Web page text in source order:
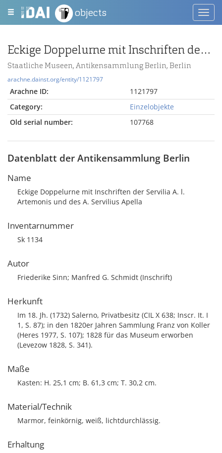
objects
Eckige Doppelurne mit Inschriften der Servilia A. l. Artemonis und des A. Servilius Apella
Staatliche Museen, Antikensammlung Berlin, Berlin
arachne.dainst.org/entity/1121797
Arachne ID:
1121797
Category:
Einzelobjekte
Old serial number:
107768
Datenblatt der Antikensammlung Berlin
Name
Eckige Doppelurne mit Inschriften der Servilia A. l.
Artemonis und des A. Servilius Apella
Inventarnummer
Sk 1134
Autor
Friederike Sinn; Manfred G. Schmidt (Inschrift)
Herkunft
Im 18. Jh. (1732) Salerno, Privatbesitz (CIL X 638; Inscr. It. I
1, S. 87); in den 1820er Jahren Sammlung Franz von Koller
(Heres 1977, S. 107); 1828 für das Museum erworben
(Levezow 1828, S. 341).
Maße
Kasten: H. 25,1 cm; B. 61,3 cm; T. 30,2 cm.
Material/Technik
Marmor, feinkörnig, weiß, lichtdurchlässig.
Erhaltung